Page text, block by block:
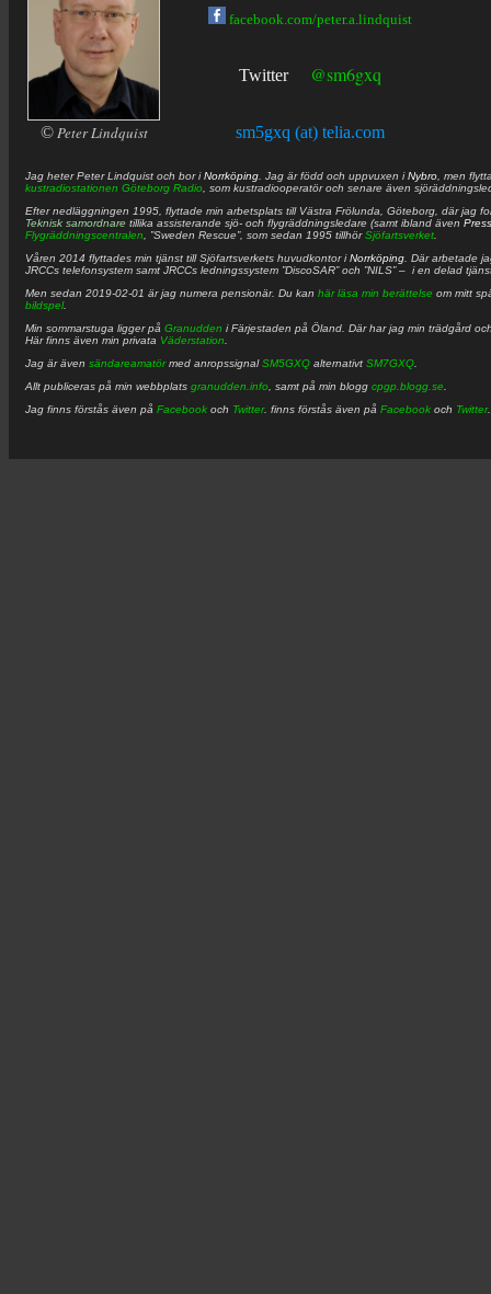
© Peter Lindquist
facebook.com/peter.a.lindquist
Twitter @sm6gxq
sm5gxq (at) telia.com
Jag heterPeter Lindquist och bor iNorrköping . Jag är född och uppvuxen iNybro , men
kustradiostationen Göteborg Radio , som kustradiooperatör och senare även
Efter nedläggningen 1995, flyttade min arbetsplats till Västra Frölunda, Göteborg, där jag
Teknisk samordnare tillika assisterande sjö- och flygräddningsledare (samt ibland även
Flygräddningscentralen , ”Sweden Rescue”, som sedan 1995 tillhörSjöfartsverket
Våren 2014 flyttades min tjänst till Sjöfartsverkets huvudkontor iNorrköping . Där arbetade
JRCCs telefonsystem samt JRCCs ledningssystem ”DiscoSAR” och ”NILS” – i en delad
Men sedan 2019-02-01 är jag numera pensionär. Du kan här läsa min berättelse om mitt
bildspel.
Min sommarstuga ligger på Granudden i Färjestaden på Öland. Där har jag min trädgård
Här finns även min privata Väderstation
Jag är även sändareamatörmed anropssignalSM5GXQ alternativt SM7GXQ
Allt publiceras på min webbplats granudden.info , samt på min blogg cpgp.blogg.se
Jag finns förstås även på Facebook och Twitter. finns förstås även på Facebook och Twitter.